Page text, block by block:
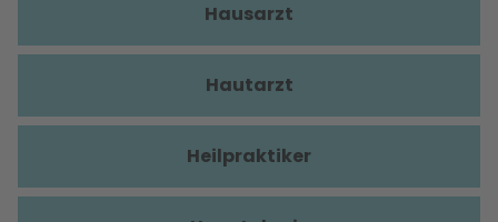
Hausarzt
Hautarzt
Heilpraktiker